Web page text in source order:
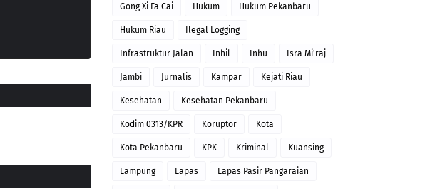
Gong Xi Fa Cai Hukum Hukum Pekanbaru
Hukum Riau Ilegal Logging
Infrastruktur Jalan Inhil Inhu Isra Mi'raj
Jambi Jurnalis Kampar Kejati Riau
Kesehatan Kesehatan Pekanbaru
Kodim 0313/KPR Koruptor Kota
Kota Pekanbaru KPK Kriminal Kuansing
Lampung Lapas Lapas Pasir Pangaraian